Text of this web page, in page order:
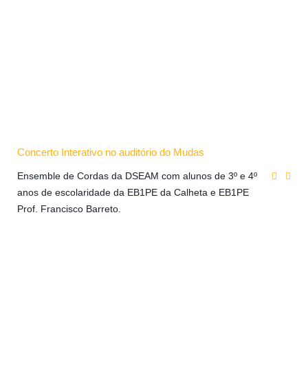
Concerto Interativo no auditório do Mudas
Ensemble de Cordas da DSEAM com alunos de 3º e 4º
anos de escolaridade da EB1PE da Calheta e EB1PE
Prof. Francisco Barreto.